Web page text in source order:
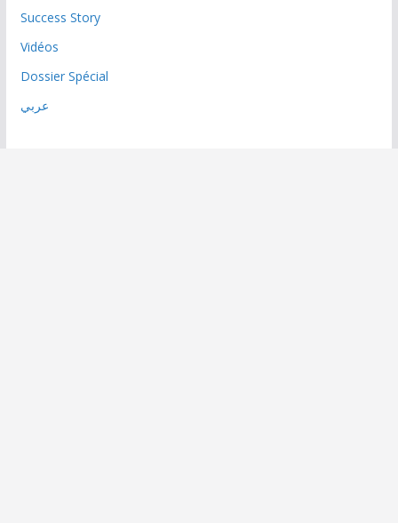
Success Story
Vidéos
Dossier Spécial
عربي